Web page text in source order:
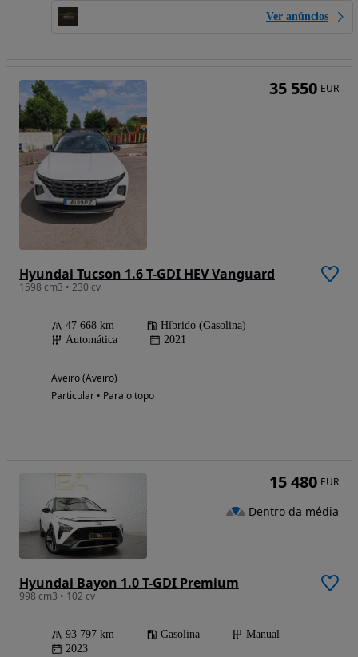
Ver anúncios
Hyundai Tucson 1.6 T-GDI HEV Vanguard
1598 cm3 • 230 cv
47 668 km
Híbrido (Gasolina)
Automática
2021
Aveiro (Aveiro)
Particular • Para o topo
35 550 EUR
Hyundai Bayon 1.0 T-GDI Premium
998 cm3 • 102 cv
93 797 km Gasolina
Manual
2023
15 480 EUR
Dentro da média